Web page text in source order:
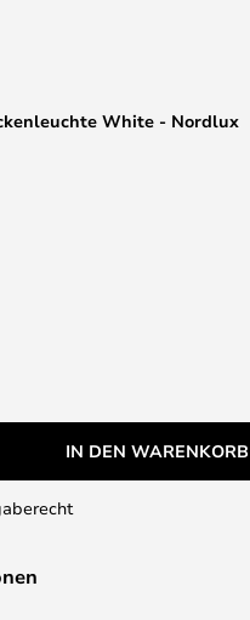
White - Nordlux
IN DEN WARENKORB